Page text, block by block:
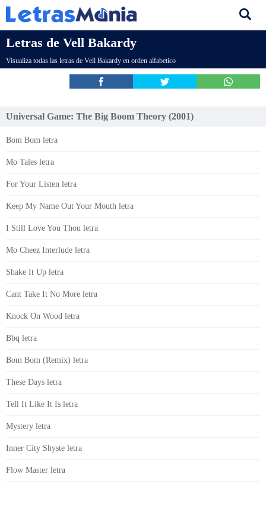
Letras de Vell Bakardy
Visualiza todas las letras de Vell Bakardy en orden alfabetico
Universal Game: The Big Boom Theory (2001)
Bom Bom letra
Mo Tales letra
For Your Listen letra
Keep My Name Out Your Mouth letra
I Still Love You Thou letra
Mo Cheez Interlude letra
Shake It Up letra
Cant Take It No More letra
Knock On Wood letra
Bbq letra
Bom Bom (Remix) letra
These Days letra
Tell It Like It Is letra
Mystery letra
Inner City Shyste letra
Flow Master letra